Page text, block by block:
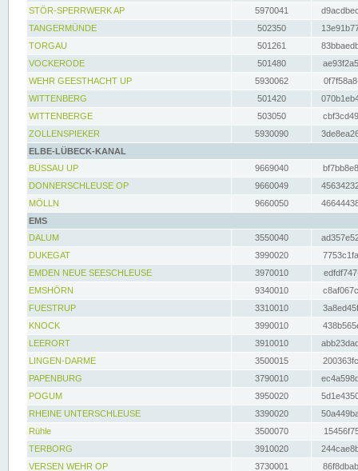
STÖR-SPERRWERK AP 5970041
TANGERMÜNDE
502350
TORGAU
501261
VOCKERODE
501480
WEHR GEESTHACHT UP
5930062
WITTENBERG
501420
WITTENBERGE
503050
ZOLLENSPIEKER
5930090
ELBE-LÜBECK-KANAL
BÜSSAU UP
9669040
DONNERSCHLEUSE OP
9660049
MÖLLN
9660050
EMS
DALUM
3550040
DUKEGAT
3990020
EMDEN NEUE SEESCHLEUSE
3970010
EMSHÖRN
9340010
FUESTRUP
3310010
KNOCK
3990010
LEERORT
3910010
LINGEN-DARME
3500015
PAPENBURG
3790010
POGUM
3950020
RHEINE UNTERSCHLEUSE
3390020
Rühle
3500070
TERBORG
3910020
VERSEN WEHR OP
3730001